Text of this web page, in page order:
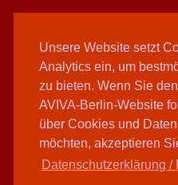
Unsere Website setzt
Analytics ein, um
zu bieten. Wenn Sie
AVIVA-Berlin-Website
über Cookies und
möchten, akzeptieren
Datenschutzerklärung /